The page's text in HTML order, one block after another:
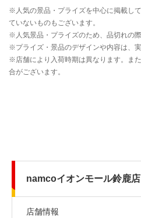
namcoイオンモール鈴鹿店
店舗情報